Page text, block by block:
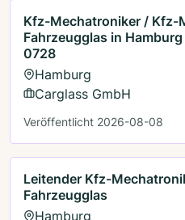
Kfz-Mechatroniker / Kfz-
Fahrzeugglas in
0728
Hamburg
Carglass GmbH
Veröffentlicht 2026-08-08
Leitender Kfz-
Fahrzeugglas
Hamburg